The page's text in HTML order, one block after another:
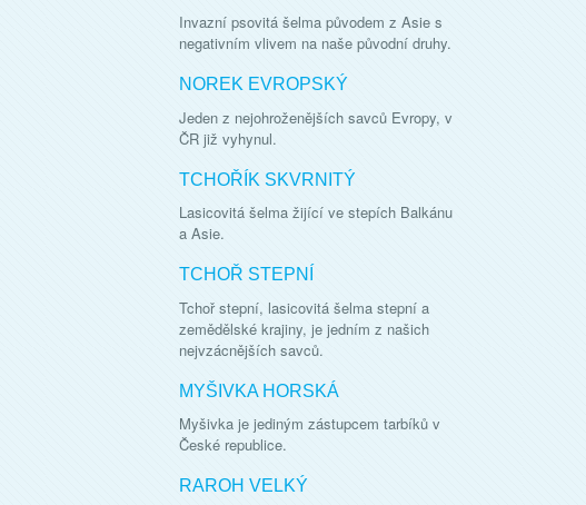
Invazní psovitá šelma původem z Asie s
negativním vlivem na naše původní druhy.
NOREK EVROPSKÝ
Jeden z nejohroženějších savců Evropy, v
ČR již vyhynul.
TCHOŘÍK SKVRNITÝ
Lasicovitá šelma žijící ve stepích Balkánu
a Asie.
TCHOŘ STEPNÍ
Tchoř stepní, lasicovitá šelma stepní a
zemědělské krajiny, je jedním z našich
nejvzácnějších savců.
MYŠIVKA HORSKÁ
Myšivka je jediným zástupcem tarbíků v
České republice.
RAROH VELKÝ